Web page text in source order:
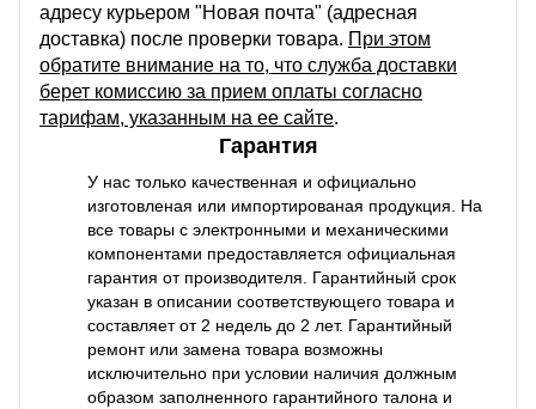
адресу курьером "Новая почта" (адресная
доставка) после проверки товара. При этом
обратите внимание на то, что служба доставки
берет комиссию за прием оплаты согласно
тарифам, указанным на ее сайте.
Гарантия
У нас только качественная и официально
изготовленая или импортированая продукция. На
все товары с электронными и механическими
компонентами предоставляется официальная
гарантия от производителя. Гарантийный срок
указан в описании соответствующего товара и
составляет от 2 недель до 2 лет. Гарантийный
ремонт или замена товара возможны
исключительно при условии наличия должным
образом заполненного гарантийного талона и